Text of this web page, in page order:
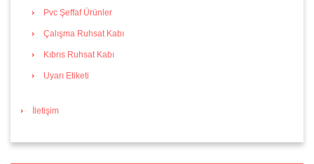
Pvc Şeffaf Ürünler
Çalışma Ruhsat Kabı
Kıbrıs Ruhsat Kabı
Uyarı Etiketi
İletişim